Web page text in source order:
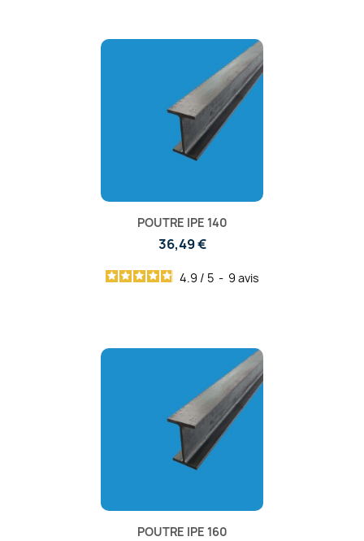
POUTRE IPE 140
36,49 €
4.9 / 5 - 9 avis
POUTRE IPE 160